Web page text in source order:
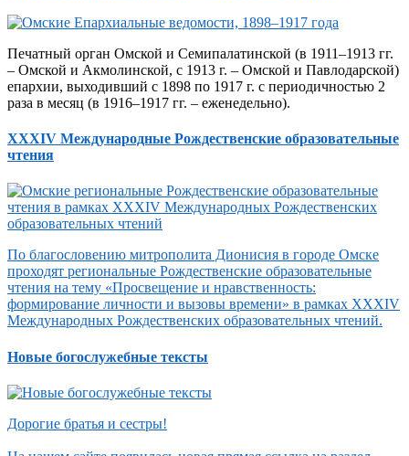
Печатный орган Омской и Семипалатинской (в 1911–1913 гг.
– Омской и Акмолинской, с 1913 г. – Омской и Павлодарской)
епархии, выходивший с 1898 по 1917 г. с периодичностью 2
раза в месяц (в 1916–1917 гг. – еженедельно).
XXXIV Международные Рождественские образовательные
чтения
По благословению митрополита Дионисия в городе Омске
проходят региональные Рождественские образовательные
чтения на тему «Просвещение и нравственность:
формирование личности и вызовы времени» в рамках XXXIV
Международных Рождественских образовательных чтений.
Новые богослужебные тексты
Дорогие братья и сестры!